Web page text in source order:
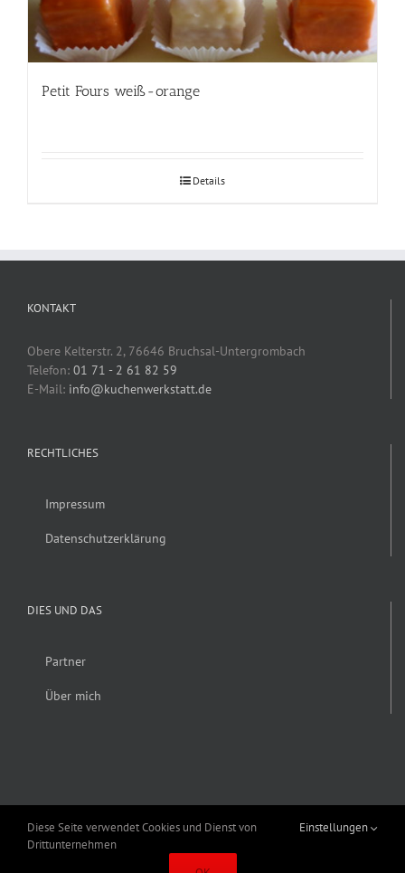
Petit Fours weiß-orange
Details
KONTAKT
Obere Kelterstr. 2, 76646 Bruchsal-Untergrombach
Telefon: 01 71 - 2 61 82 59
E-Mail: info@kuchenwerkstatt.de
RECHTLICHES
Impressum
Datenschutzerklärung
DIES UND DAS
Partner
Über mich
Copyright 2019 Alexander Fröhlich | Alle Rechte vorbehalten | Erstellt von
Diese Seite verwendet Cookies und Dienst von
Drittunternehmen
Einstellungen